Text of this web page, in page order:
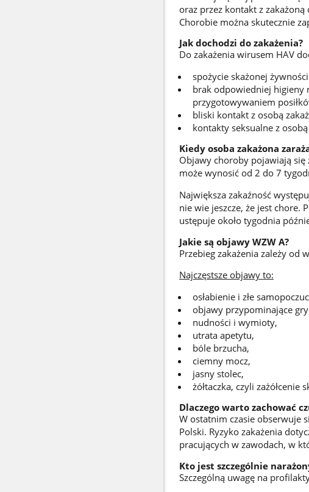
oraz przez kontakt z
Chorobie można skutecznie
Jak dochodzi do zakażenia?
Do zakażenia wirusem HAV
spożycie skażonej
brak odpowiedniej higieny
przygotowywaniem
bliski kontakt z osobą
kontakty seksualne z
Kiedy osoba zakażona
Objawy choroby pojawiają się
może wynosić od 2 do 7
Największa zakaźność
nie wie jeszcze, że jest chore.
ustępuje około tygodnia
Jakie są objawy WZW A?
Przebieg zakażenia zależy od
Najczęstsze objawy to:
osłabienie i złe
objawy przypominające
nudności i wymioty,
utrata apetytu,
bóle brzucha,
ciemny mocz,
jasny stolec,
żółtaczka, czyli zażółcenie
Dlaczego warto zachować
W ostatnim czasie obserwuje
Polski. Ryzyko zakażenia
pracujących w zawodach, w
Kto jest szczególnie
Szczególną uwagę na